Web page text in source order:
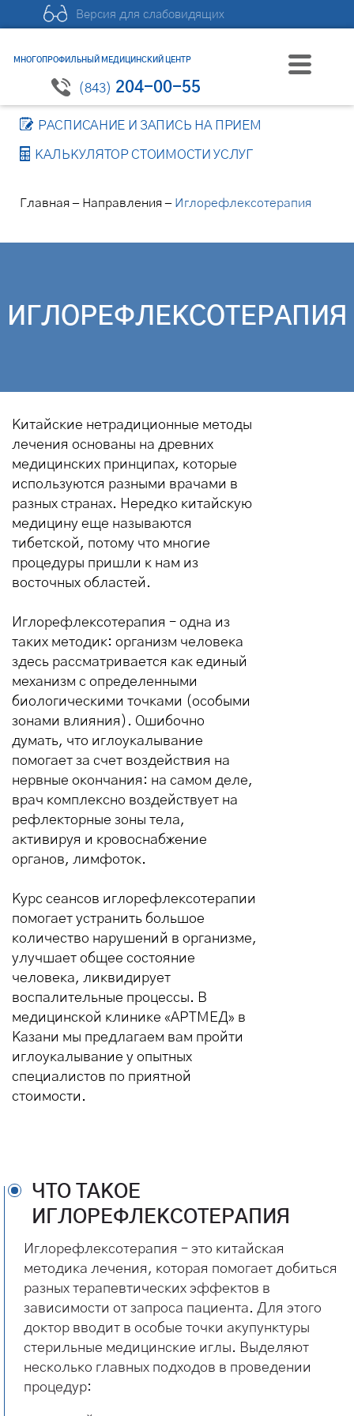
Версия для слабовидящих
МНОГОПРОФИЛЬНЫЙ МЕДИЦИНСКИЙ ЦЕНТР
(843) 204-00-55
РАСПИСАНИЕ И ЗАПИСЬ НА ПРИЕМ
КАЛЬКУЛЯТОР СТОИМОСТИ УСЛУГ
Главная – Направления –Иглорефлексотерапия
ИГЛОРЕФЛЕКСОТЕРАПИЯ
Китайские нетрадиционные методы
лечения основаны на древних
медицинских принципах, которые
используются разными врачами в
разных странах. Нередко китайскую
медицину еще называются
тибетской, потому что многие
процедуры пришли к нам из
восточных областей.
Иглорефлексотерапия – одна из
таких методик: организм человека
здесь рассматривается как единый
механизм с определенными
биологическими точками (особыми
зонами влияния). Ошибочно
думать, что иглоукалывание
помогает за счет воздействия на
нервные окончания: на самом деле,
врач комплексно воздействует на
рефлекторные зоны тела,
активируя и кровоснабжение
органов, лимфоток.
Курс сеансов иглорефлексотерапии
помогает устранить большое
количество нарушений в организме,
улучшает общее состояние
человека, ликвидирует
воспалительные процессы. В
медицинской клинике «АРТМЕД» в
Казани мы предлагаем вам пройти
иглоукалывание у опытных
специалистов по приятной
стоимости.
ЧТО ТАКОЕ
ИГЛОРЕФЛЕКСОТЕРАПИЯ
Иглорефлексотерапия – это китайская
методика лечения, которая помогает добиться
разных терапевтических эффектов в
зависимости от запроса пациента. Для этого
доктор вводит в особые точки акупунктуры
стерильные медицинские иглы. Выделяют
несколько главных подходов в проведении
процедур: